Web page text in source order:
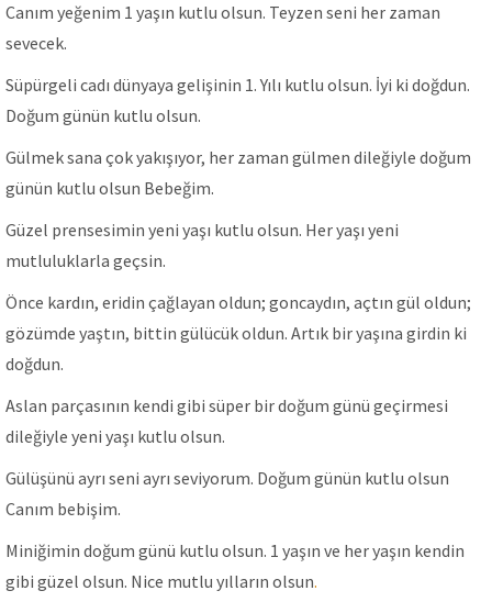
Canım yeğenim 1 yaşın kutlu olsun. Teyzen seni her zaman
sevecek.
Süpürgeli cadı dünyaya gelişinin 1. Yılı kutlu olsun. İyi ki doğdun.
Doğum günün kutlu olsun.
Gülmek sana çok yakışıyor, her zaman gülmen dileğiyle doğum
günün kutlu olsun Bebeğim.
Güzel prensesimin yeni yaşı kutlu olsun. Her yaşı yeni
mutluluklarla geçsin.
Önce kardın, eridin çağlayan oldun; goncaydın, açtın gül oldun;
gözümde yaştın, bittin gülücük oldun. Artık bir yaşına girdin ki
doğdun.
Aslan parçasının kendi gibi süper bir doğum günü geçirmesi
dileğiyle yeni yaşı kutlu olsun.
Gülüşünü ayrı seni ayrı seviyorum. Doğum günün kutlu olsun
Canım bebişim.
Miniğimin doğum günü kutlu olsun. 1 yaşın ve her yaşın kendin
gibi güzel olsun. Nice mutlu yılların olsun.